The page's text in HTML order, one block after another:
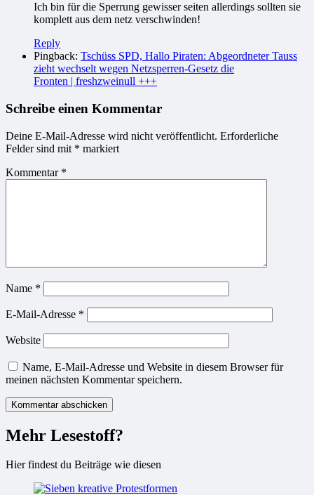
Ich bin für die Sperrung gewisser seiten allerdings sollten sie
komplett aus dem netz verschwinden!
Reply
Pingback: Tschüss SPD, Hallo Piraten: Abgeordneter Tauss
zieht wechselt wegen Netzsperren-Gesetz die
Fronten | freshzweinull +++
Schreibe einen Kommentar
Deine E-Mail-Adresse wird nicht veröffentlicht. Erforderliche
Felder sind mit * markiert
Kommentar *
Name *
E-Mail-Adresse *
Website
Name, E-Mail-Adresse und Website in diesem Browser für
meinen nächsten Kommentar speichern.
Mehr Lesestoff?
Hier findest du Beiträge wie diesen